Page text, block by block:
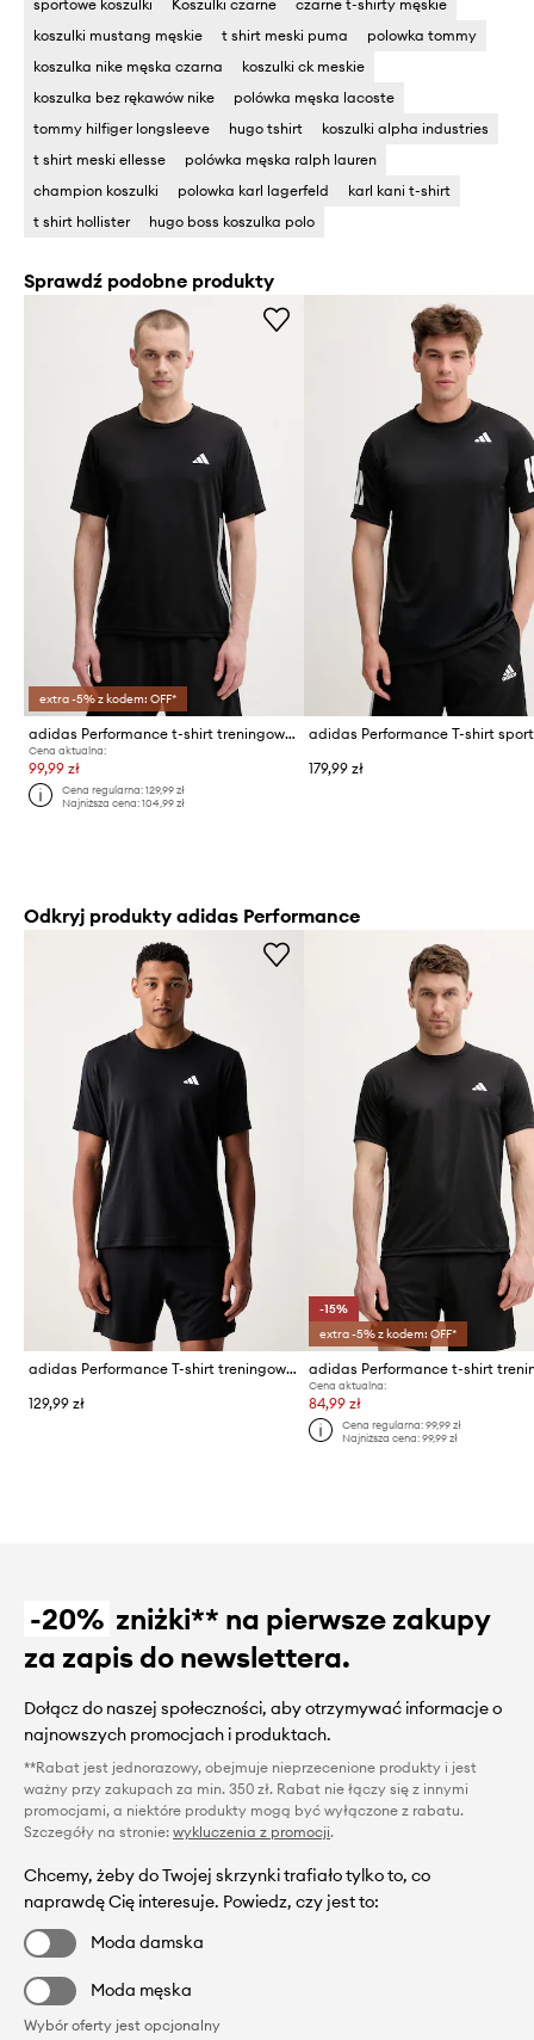
sportowe koszulki Koszulki czarne
czarne t-shirty męskie
koszulki mustang męskie
t shirt meski puma
polowka tommy
koszulka nike męska czarna
koszulki ck meskie
koszulka bez rękawów nike
polówka męska lacoste
tommy hilfiger longsleeve
hugo tshirt
koszulki alpha industries
t shirt meski ellesse
polówka męska ralph lauren
champion koszulki
polowka karl lagerfeld
karl kani t-shirt
t shirt hollister
hugo boss koszulka polo
Sprawdź podobne produkty
extra -5% z kodem: OFF*
adidas Performance t-shirt treningowy męski
Cena aktualna:
99,99 zł
Cena regularna:129,99 zł
Najniższa cena:104,99 zł
179,99 zł
Odkryj produkty adidas Performance
adidas Performance T-shirt treningowy męski Essentials
129,99 zł
-15%
extra -5% z kodem: OFF*
Cena aktualna:
84,99 zł
Cena regularna: 99,99 zł
Najniższa cena: 99,99 zł
-20% zniżki** na pierwsze zakupy
za zapis do newslettera.
Dołącz do naszej społeczności, aby otrzymywać informacje o
najnowszych promocjach i produktach.
**Rabat jest jednorazowy, obejmuje nieprzecenione produkty i jest
ważny przy zakupach za min. 350 zł. Rabat nie łączy się z innymi
promocjami, a niektóre produkty mogą być wyłączone z rabatu.
Szczegóły na stronie: wykluczenia z promocji.
Chcemy, żeby do Twojej skrzynki trafiało tylko to, co
naprawdę Cię interesuje. Powiedz, czy jest to:
Moda damska
Moda męska
Wybór oferty jest opcjonalny